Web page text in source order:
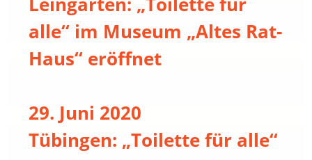
alle“ im Museum „Altes Rat-
Haus“ eröffnet
29. Juni 2020
Tübingen: „Toilette für alle“